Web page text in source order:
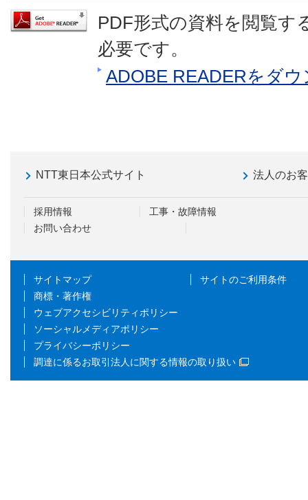
PDF形式の資料を閲覧す
必要です。
ADOBE READERをダ
NTT東日本公式サイト 法人のお
採用情報
工事・故障情報
お問い合わせ
サイトマップ
サイトのご利用条件
商標・著作権
ウェブアクセシビリティポリシー
ソーシャルメディアポリシー
プライバシーポリシー
調達に係るお取引法人に関する情報の取り扱い